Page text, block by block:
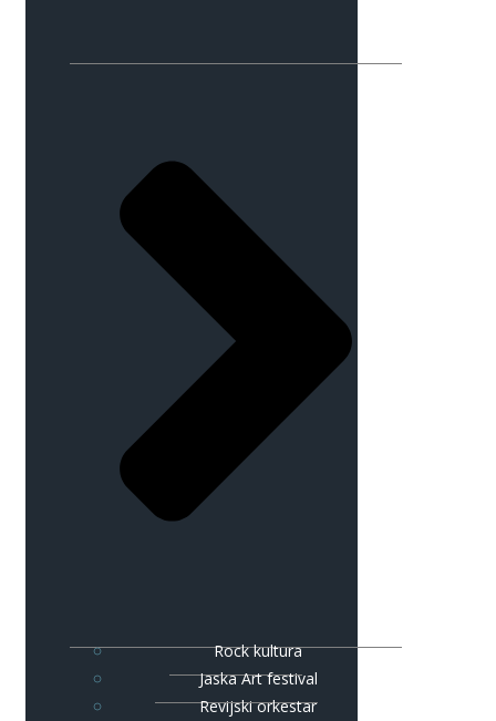
Rock kultura
Jaska Art festival
Revijski orkestar